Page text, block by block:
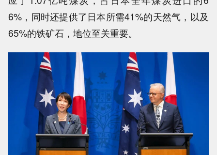
6%，同时还提供了日本所需41%的天然气，以及
65%的铁矿石，地位至关重要。